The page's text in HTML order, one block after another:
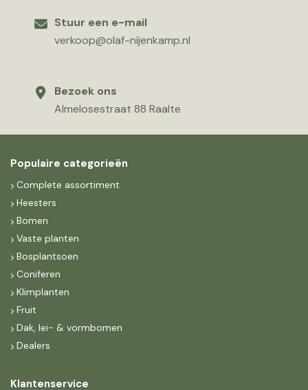
Stuur een e-mail
verkoop@olaf-nijenkamp.nl
Bezoek ons
Almelosestraat 88 Raalte
Populaire categorieën
Complete assortiment
Heesters
Bomen
Vaste planten
Bosplantsoen
Coniferen
Klimplanten
Fruit
Dak, lei- & vormbomen
Dealers
Klantenservice